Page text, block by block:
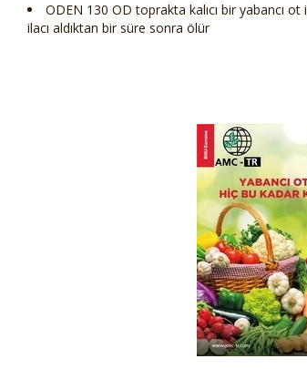
ODEN 130 OD toprakta kalıcı bir yabancı
ilacı aldıktan bir süre sonra ölür